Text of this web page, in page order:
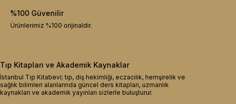
%100 Güvenilir
Ürünlerimiz %100 orijinaldir.
Tıp Kitapları ve Akademik Kaynaklar
İstanbul Tıp Kitabevi; tıp, diş hekimliği, eczacılık, hemşirelik ve
sağlık bilimleri alanlarında güncel ders kitapları, uzmanlık
kaynakları ve akademik yayınları sizlerle buluşturur.